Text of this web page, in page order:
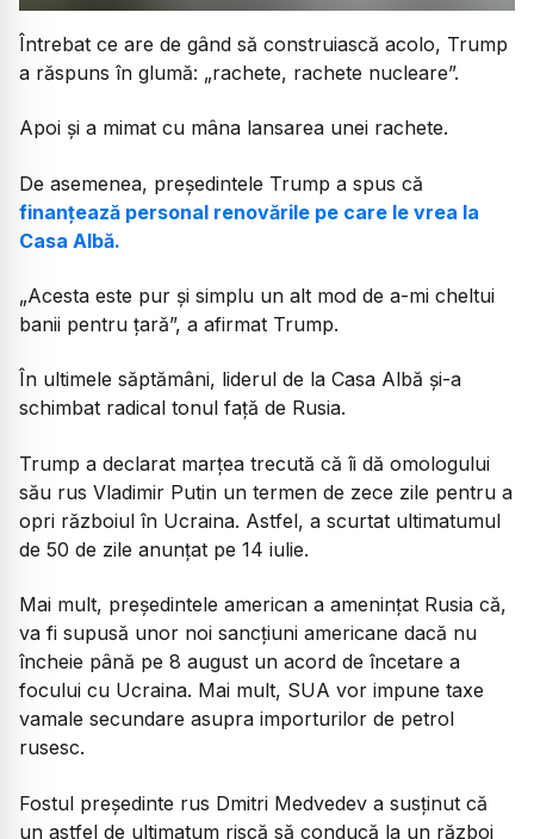
Întrebat ce are de gând să construiască acolo, Trump
a răspuns în glumă: „rachete, rachete nucleare”.
Apoi și a mimat cu mâna lansarea unei rachete.
De asemenea, președintele Trump a spus că
finanțează personal renovările pe care le vrea la
Casa Albă.
„Acesta este pur și simplu un alt mod de a-mi cheltui
banii pentru țară”, a afirmat Trump.
În ultimele săptămâni, liderul de la Casa Albă și-a
schimbat radical tonul față de Rusia.
Trump a declarat marțea trecută că îi dă omologului
său rus Vladimir Putin un termen de zece zile pentru a
opri războiul în Ucraina. Astfel, a scurtat ultimatumul
de 50 de zile anunțat pe 14 iulie.
Mai mult, președintele american a amenințat Rusia că,
va fi supusă unor noi sancțiuni americane dacă nu
încheie până pe 8 august un acord de încetare a
focului cu Ucraina. Mai mult, SUA vor impune taxe
vamale secundare asupra importurilor de petrol
rusesc.
Fostul președinte rus Dmitri Medvedev a susținut că
un astfel de ultimatum riscă să conducă la un război